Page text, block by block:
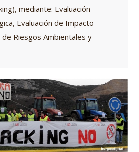
mediante: Evaluación
Evaluación de Impacto
de Riesgos Ambientales y